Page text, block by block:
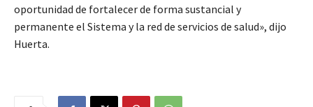
oportunidad de fortalecer de forma sustancial y
permanente el Sistema y la red de servicios de salud», dijo
Huerta.